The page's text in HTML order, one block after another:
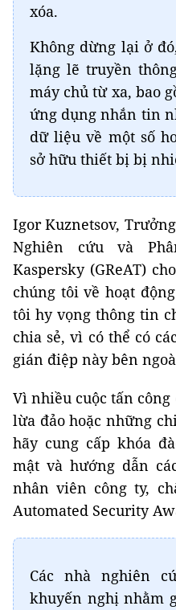
xóa.
Không dừng lại ở
lặng lẽ truyền
máy chủ từ xa, bao
ứng dụng nhắn tin
dữ liệu về một số
sở hữu thiết bị bị
Igor Kuznetsov,
Nghiên cứu và
Kaspersky (GReAT)
chúng tôi về hoạt
tôi hy vọng thông tin
chia sẻ, vì có thể có
gián điệp này bên
Vì nhiều cuộc tấn
lừa đảo hoặc những
hãy cung cấp khóa
mật và hướng dẫn
nhân viên công ty,
Automated Security
Các nhà nghiên
khuyến nghị nhằm